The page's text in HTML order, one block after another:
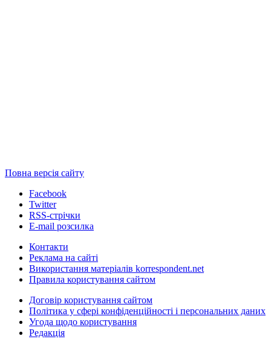
Повна версія сайту
Facebook
Twitter
RSS-стрічки
E-mail розсилка
Контакти
Реклама на сайті
Використання матеріалів korrespondent.net
Правила користування сайтом
Договір користування сайтом
Політика у сфері конфіденційності і персональних даних
Угода щодо користування
Редакція